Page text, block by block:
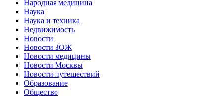
Народная медицина
Наука
Наука и техника
Недвижимость
Новости
Новости ЗОЖ
Новости медицины
Новости Москвы
Новости путешествий
Образование
Общество